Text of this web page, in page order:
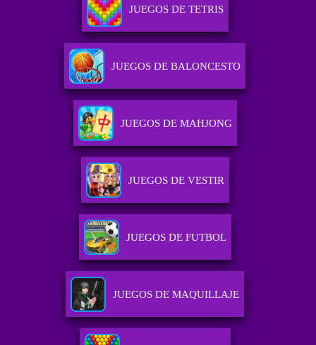
JUEGOS DE TETRIS
JUEGOS DE BALONCESTO
JUEGOS DE MAHJONG
JUEGOS DE VESTIR
JUEGOS DE FUTBOL
JUEGOS DE MAQUILLAJE